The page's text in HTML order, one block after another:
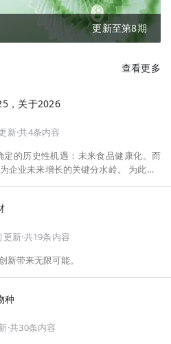
更新至第8期
查看更多
，关于2026
新·共4条内容
未来增长的关键分水岭。 为此，F
以全球视野探寻中国机遇、增长解法，
局，深挖“药食同源”“低GI”“老龄营
因，从趋势预判、品类创新、未来增长
等，为行业提供务实、前瞻的开年创新
新·共19条内容
新带来无限可能。
种
·共30条内容